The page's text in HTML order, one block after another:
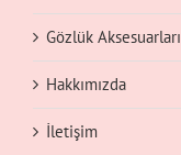
Gözlük Aksesuarları
Hakkımızda
İletişim